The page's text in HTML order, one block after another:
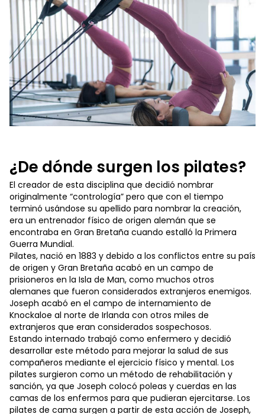
¿De dónde surgen los pilates?
El creador de esta disciplina que decidió nombrar
originalmente “contrología” pero que con el tiempo
terminó usándose su apellido para nombrar la creación,
era un entrenador físico de origen alemán que se
encontraba en Gran Bretaña cuando estalló la Primera
Guerra Mundial.
Pilates, nació en 1883 y debido a los conflictos entre su país
de origen y Gran Bretaña acabó en un campo de
prisioneros en la Isla de Man, como muchos otros
alemanes que fueron considerados extranjeros enemigos.
Joseph acabó en el campo de internamiento de
Knockaloe al norte de Irlanda con otros miles de
extranjeros que eran considerados sospechosos.
Estando internado trabajó como enfermero y decidió
desarrollar este método para mejorar la salud de sus
compañeros mediante el ejercicio físico y mental. Los
pilates surgieron como un método de rehabilitación y
sanción, ya que Joseph colocó poleas y cuerdas en las
camas de los enfermos para que pudieran ejercitarse. Los
pilates de cama surgen a partir de esta acción de Joseph,